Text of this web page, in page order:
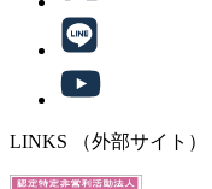
LINKS （外部サイト）